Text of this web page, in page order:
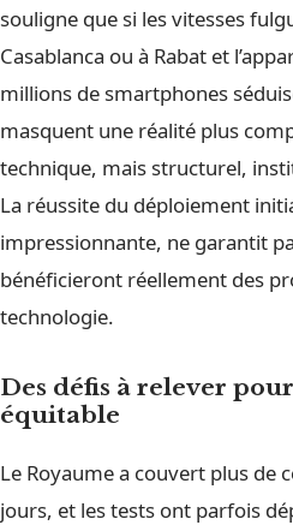
souligne que si les vitesses
Casablanca ou à Rabat et
millions de smartphones
masquent une réalité plus
technique, mais structurel,
La réussite du déploiement
impressionnante, ne garantit
bénéficieront réellement des
technologie.
Des défis à relever
équitable
Le Royaume a couvert plus de
jours, et les tests ont parfois